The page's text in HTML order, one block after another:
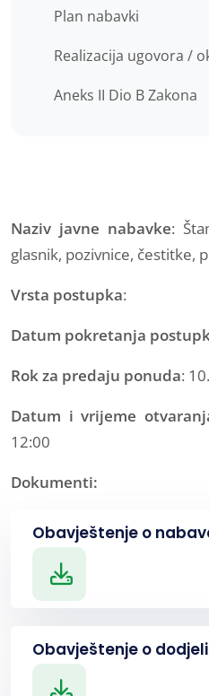
Plan nabavki
Realizacija ugovora /
Aneks II Dio B Zakona
Naziv javne nabavke:
glasnik, pozivnice, čestitke,
Vrsta postupka:
Datum pokretanja
Rok za predaju ponuda:
Datum i vrijeme
12:00
Dokumenti:
Obavještenje o
Obavještenje o